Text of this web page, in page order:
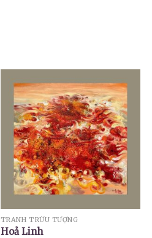
TRANH TRỪU TƯỢNG
Hoả Linh